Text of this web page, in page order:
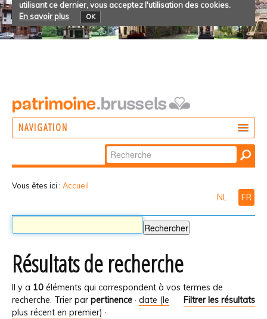
utilisant ce dernier, vous acceptez l'utilisation des cookies.
En savoir plus
OK
NAVIGATION
Chercher par
Recherche
Vous êtes ici : Accueil
NL FR
Résultats de recherche
Il y a 10 éléments qui correspondent à vos termes de
recherche.
Filtrer les résultats
Trier par pertinence · date (le
plus récent en premier) ·